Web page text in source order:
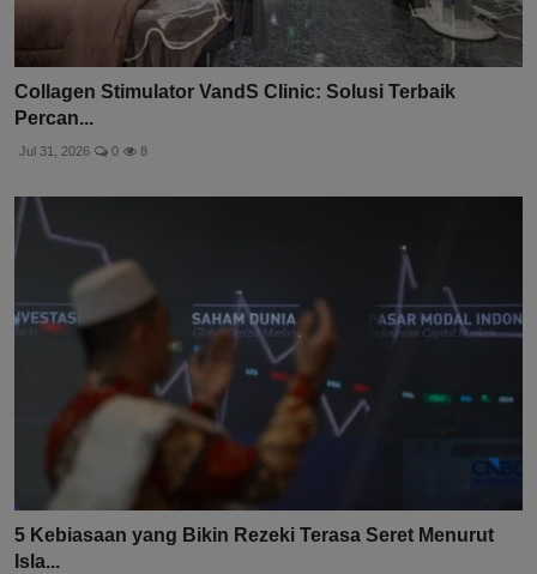
Collagen Stimulator VandS Clinic: Solusi Terbaik
Percan...
Jul 31, 2026 0 8
5 Kebiasaan yang Bikin Rezeki Terasa Seret Menurut
Isla...